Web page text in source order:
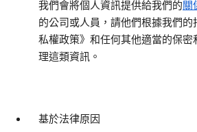
我們會將個人資訊提供給我們的關
的公司或人員，請他們根據我們
私權政策》和任何其他適當的保密
理這類資訊。
基於法律原因